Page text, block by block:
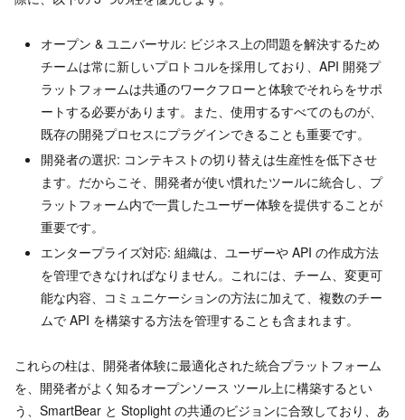
オープン & ユニバーサル: ビジネス上の問題を解決するため
チームは常に新しいプロトコルを採用しており、API 開発プ
ラットフォームは共通のワークフローと体験でそれらをサポ
ートする必要があります。また、使用するすべてのものが、
既存の開発プロセスにプラグインできることも重要です。
開発者の選択: コンテキストの切り替えは生産性を低下させ
ます。だからこそ、開発者が使い慣れたツールに統合し、プ
ラットフォーム内で一貫したユーザー体験を提供することが
重要です。
エンタープライズ対応: 組織は、ユーザーや API の作成方法
を管理できなければなりません。これには、チーム、変更可
能な内容、コミュニケーションの方法に加えて、複数のチー
ムで API を構築する方法を管理することも含まれます。
これらの柱は、開発者体験に最適化された統合プラットフォーム
を、開発者がよく知るオープンソース ツール上に構築するとい
う、SmartBear と Stoplight の共通のビジョンに合致しており、あ